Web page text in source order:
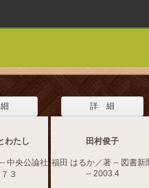
わたし
中央公論社
３
詳 細
田村俊子
福田 はるか／著 -- 図書新
-- 2003.4